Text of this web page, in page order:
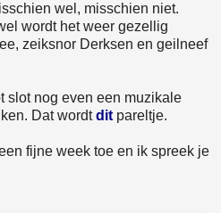
wel, misschien niet.
wordt het weer gezellig
zeiksnor Derksen en geilneef
slot nog even een muzikale
Dat wordtdit pareltje.
fijne week toe en ik spreek je